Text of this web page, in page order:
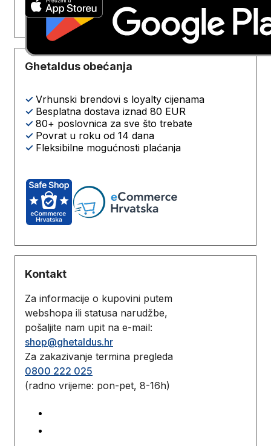
Ghetaldus obećanja
✓ Vrhunski brendovi s loyalty cijenama
✓ Besplatna dostava iznad 80 EUR
✓ 80+ poslovnica za sve što trebate
✓ Povrat u roku od 14 dana
✓ Fleksibilne mogućnosti plaćanja
Kontakt
Za informacije o kupovini putem
webshopa ili statusa narudžbe,
pošaljite nam upit na e-mail:
shop@ghetaldus.hr
Za zakazivanje termina pregleda
0800 222 025
(radno vrijeme: pon-pet, 8-16h)